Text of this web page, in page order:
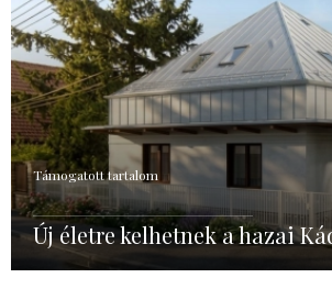
Támogatott tartalom
Új életre kelhetnek a hazai